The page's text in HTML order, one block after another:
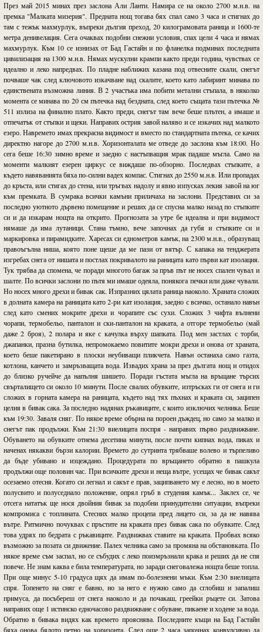
През май 2015 минах през заслона Али Ланти. Намира се на около 2700 м.н.в. на
премка "Малката мизерия". Предната нощ тогава бях спал само 3 часа и стигнах до
там с тежък махмурлук, въпреки дългия преход, 20 килограмовата раница и 1600-те
метра денивелация. Сега очаквах подобни снежни условия, спах цели 4 часа и нямах
махмурлук. Към 10 се изнизах от Бад Гастайн и по фланелка подминах последната
цивилизация на 1300 м.н.в. Нямах мускулни крампи както преди годинa, чувствах се
идеално и леко напредвах. По пладне наближих казана под отвесните скали, снегът
почваше чак след ключовото изкачване над скалите, което като лабиринт минава по
единствената възможна линия. В 2 участъка има побити метални стъпала, в няколко
момента се минава по 20 см пътечка над бездната, след което същата тази пътечка №
511 излиза на финално плато. Както преди, снегът там вече беше плътен, а имаше и
отпечатък от стъпки и щеки. Направих острия завой наляво и се изкачих над малкото
езеро. Навремето имах прекрасна видимост и вместо по стандартната пътека, се качих
директно нагоре до 2700 м.н.в. Хоризонталата ме отведе до заслона към 18:00. Но
сега беше 16:30 зимно време и заедно с настъпващия мрак падаше мъгла. Само на
моменти малкият езерен циркус се виждаше по-обзорно. Последвах стъпките, а
където навяванията бяха по-силни вадех компас. Стигнах до 2550 м.н.в. Или пропадах
до кръста, или стигах до стена, или тръгвах надолу и явно изпусках лекия завой на юг
към премката. В сумрака всички камъни приличаха на заслони. Представих си за
последно уютното дървено помещение и реших да се спусна малко назад по стъпките
си и да изкарам нощта на открито. Прогнозата за утре бе идеална и при видимост
нямаше да има лутаници. Стана тъмно, вече започнах да губя и стъпките си и
маркировка и пирамидките. Харесах си еднометров камък, на 2300 м.н.в., образуващ
правоъгълна ниша, която поне щеше да ме пази от вятър. С капака на тенджерата
изгребах снега от нишата и постлах покривалото на раницата като първи кат изолация.
Тук трябва да спомена, че поради многото багаж за пръв път не носех спален чувал и
шалте. По всички заслони по пътя ми имаше одеяла, понякога печки или даже чували.
Но носех много дрехи и бивак сак. Изпразних цялата раница наоколо. Храната сложих
в долната камера на раницата като 2-ри кат изолация, заедно с всичко, останало навън
след като смених мокрите дрехи и чорапите със сухи. Сложих 3 чифта вълнени
чорапи, термобельо, панталон и ски-панталон на краката, а отгоре термобельо (май
даже 2 броя), 2 полара и яке с качулка върху шапката. Под мен застлах с торби,
джапанки, празна бутилка, непромокаемо повитите мокри дрехи и онова от храната,
което беше пакетирано в плоски неубиващи пликчета. Навън останаха само газта,
котлона, канчето и замръзващата вода. Извадих храна за през дългата нощ и отидох
до близко ручейче да напълня шишето. Поради гъстата мъгла на връщане търсих
свърталището си около 10 минути. После свалих обувките, изтръсках ги от снега и ги
сложих в горната камера на раницата, където над тях пъхнах и краката си, заципен
целия в бивак сака. За последно надянах ръкавиците, с които изключих челника. Беше
към 19:30. Заваля сняг. По някое време обърна на пороен дъждец, но само за малко и
снегът пак продължи. Към 21:30 виелицата поспря - направих първо раздвижване.
Обуването на обувките отнема десетина минути, после почти кипнах вода, пиках и
наченах някакви бързи калории. Времето до сутринта трябваше волево и търпеливо
да бъде убивано и изцеждано. Процедурата по връщането обратно в пашкула
продължи още половин час. При всичките дрехи и неща вътре, усещах че бивак сакът
осезаемо отесня. Когато си легнал и сакът е прав, заципването му е лесно, но в моето
полусвито и полуседнало положение, опрял гръб в студения камък... Заклех се, че
отсега нататък ще нося двойния бивак за подобни принудителни ситуации, въпреки
компромиса с топлината. Стесних малко процепа пред лицето си, за да не навява
вътре. Ритмично почуквах с пръстите на краката през бивак сака по обувките. След
това удрях по бедрата с ръкавиците. Раздвижвах ставите на краката. Пробвах всяко
възможно за позата си движение. Палех челника само за промяна на обстановката. По
някое време съм заспал, но се събудих с леко поизмръзнали крака и реших да не спя
повече. Не знам каква е била температурата, но заради снеговалежа нощта беше топла.
При още минус 5-10 градуса щях да имам по-болезнени мъки. Към 2:30 виелицата
спря. Топенето на сняг е бавно, но за него е нужно само да сглобиш и запалиш
примуса, да посъбереш от снега наоколо и да почакаш, греейки ръцете си. Затова
направих още 1 истинско едночасово раздвижване с обуване, пикаене и ходене за вода.
Обратно в бивака видях как времето прояснява. Последните къщи на Бад Гастайн
бяха онова бялото петно на хоризонта. След още 2 часа започнах конвулсивно да